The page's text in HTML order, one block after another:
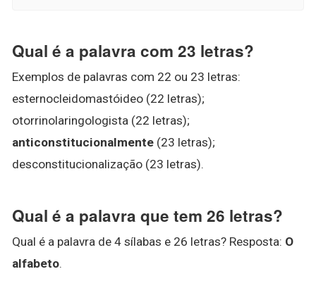
Qual é a palavra com 23 letras?
Exemplos de palavras com 22 ou 23 letras:
esternocleidomastóideo (22 letras);
otorrinolaringologista (22 letras);
anticonstitucionalmente (23 letras);
desconstitucionalização (23 letras).
Qual é a palavra que tem 26 letras?
Qual é a palavra de 4 sílabas e 26 letras? Resposta: O
alfabeto.